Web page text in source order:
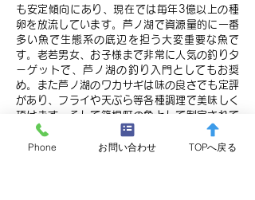
も安定傾向にあり、現在では毎年3億以上の種
卵を放流しています。芦ノ湖で資源量的に一番
多い魚で生態系の底辺を担う大変重要な魚で
す。老若男女、お子様まで非常に人気の釣りタ
ーゲットで、芦ノ湖の釣り入門としてもお奨
め。また芦ノ湖のワカサギは味の良さでも定評
があり、フライや天ぷら等各種調理で美味しく
頂けます。そして箱根町の魚として制定されて
いるほか、毎年10月1日には宮中に献上してい
る名魚です（釣り方は、ボートによる餌釣り・
Phone お問い合わせ TOPへ戻る